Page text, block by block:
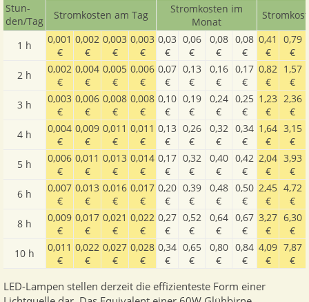
Stun­
den­/Tag
Stromkosten am Tag
Stromkosten im
Monat
1 h
0,001
€
0,002
€
0,003
€
0,003
€
0,03
€
0,06
€
0,08
€
0,08
€
0,41
€
0,79
€
2 h
0,002
€
0,004
€
0,005
€
0,006
€
0,07
€
0,13
€
0,16
€
0,17
€
0,82
€
1,57
€
3 h
0,003
€
0,006
€
0,008
€
0,008
€
0,10
€
0,19
€
0,24
€
0,25
€
1,23
€
2,36
€
4 h
0,004
€
0,009
€
0,011
€
0,011
€
0,13
€
0,26
€
0,32
€
0,34
€
1,64
€
3,15
€
5 h
0,006
€
0,011
€
0,013
€
0,014
€
0,17
€
0,32
€
0,40
€
0,42
€
2,04
€
3,93
€
6 h
0,007
€
0,013
€
0,016
€
0,017
€
0,20
€
0,39
€
0,48
€
0,50
€
2,45
€
4,72
€
8 h
0,009
€
0,017
€
0,021
€
0,022
€
0,27
€
0,52
€
0,64
€
0,67
€
3,27
€
6,30
€
10 h
0,011
€
0,022
€
0,027
€
0,028
€
0,34
€
0,65
€
0,80
€
0,84
€
4,09
€
7,87
€
LED-Lampen stellen derzeit die effizienteste Form einer